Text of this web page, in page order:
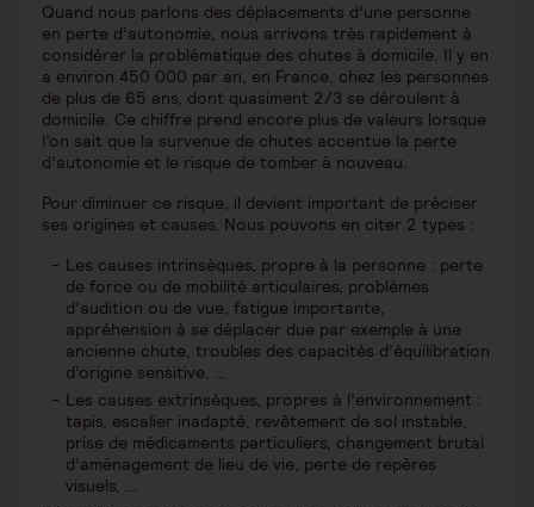
Quand nous parlons des déplacements d’une personne
en perte d’autonomie, nous arrivons très rapidement à
considérer la problématique des chutes à domicile. Il y en
a environ 450 000 par an, en France, chez les personnes
de plus de 65 ans, dont quasiment 2/3 se déroulent à
domicile. Ce chiffre prend encore plus de valeurs lorsque
l’on sait que la survenue de chutes accentue la perte
d’autonomie et le risque de tomber à nouveau.
Pour diminuer ce risque, il devient important de préciser
ses origines et causes. Nous pouvons en citer 2 types :
Les causes intrinsèques, propre à la personne : perte
de force ou de mobilité articulaires, problèmes
d’audition ou de vue, fatigue importante,
appréhension à se déplacer due par exemple à une
ancienne chute, troubles des capacités d’équilibration
d’origine sensitive, …
Les causes extrinsèques, propres à l’environnement :
tapis, escalier inadapté, revêtement de sol instable,
prise de médicaments particuliers, changement brutal
d’aménagement de lieu de vie, perte de repères
visuels, …